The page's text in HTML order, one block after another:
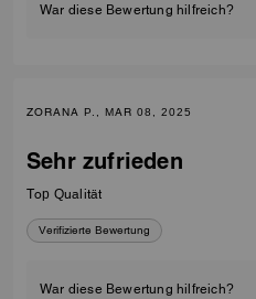
War diese Bewertung hilfreich?
ZORANA P., MAR 08, 2025
Sehr zufrieden
Top Qualität
Verifizierte Bewertung
War diese Bewertung hilfreich?